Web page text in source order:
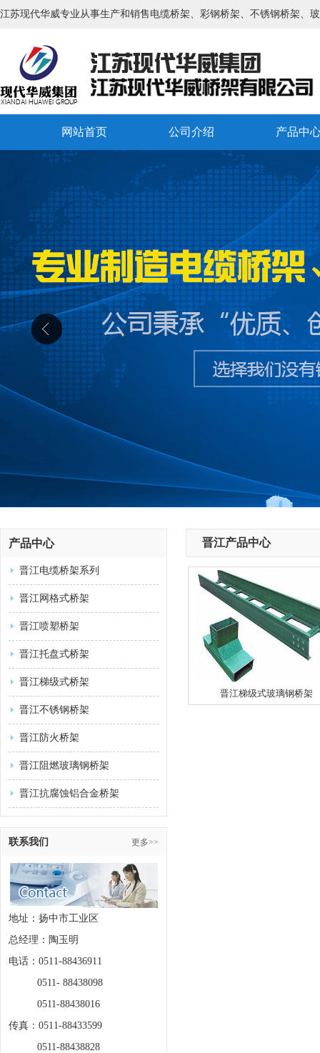
江苏现代华威专业从事生产和销售电缆桥架、彩钢桥架、不锈钢桥架、
网站首页 公司介绍 产品中
产品中心
晋江电缆桥架系列
晋江网格式桥架
晋江喷塑桥架
晋江托盘式桥架
晋江梯级式桥架
晋江不锈钢桥架
晋江防火桥架
晋江阻燃玻璃钢桥架
晋江抗腐蚀铝合金桥架
联系我们 更多>>
地址：扬中市工业区
总经理：陶玉明
电话：0511-88436911
0511- 88438098
0511-88438016
传真：0511-88433599
0511-88438828
晋江产品中心
晋江梯级式玻璃钢桥架